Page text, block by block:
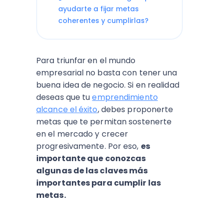
ayudarte a fijar metas
coherentes y cumplirlas?
Para triunfar en el mundo
empresarial no basta con tener una
buena idea de negocio. Si en realidad
deseas que tuemprendimiento
alcance el éxito, debes proponerte
metas que te permitan sostenerte
en el mercado y crecer
progresivamente. Por eso, es
importante que conozcas
algunas de las claves más
importantes para cumplir las
metas.